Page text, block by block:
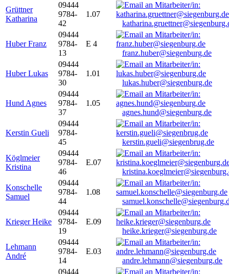
Grüttner
Katharina
09444
9784-
42
1.07
Huber Franz
09444
9784-
13
E 4
franz.huber@siegenburg.de
Huber Lukas
09444
9784-
30
1.01
lukas.huber@siegenburg.de
Hund Agnes
09444
9784-
37
1.05
agnes.hund@siegenburg.de
Kerstin Gueli
09444
9784-
45
kerstin.gueli@siegenbrug.de
Köglmeier
Kristina
09444
9784-
46
E.07
Konschelle
Samuel
09444
9784-
44
1.08
Krieger Heike
09444
9784-
19
E.09
heike.krieger@siegenburg.de
Lehmann
André
09444
9784-
14
E.03
andre.lehmann@siegenburg.de
09444